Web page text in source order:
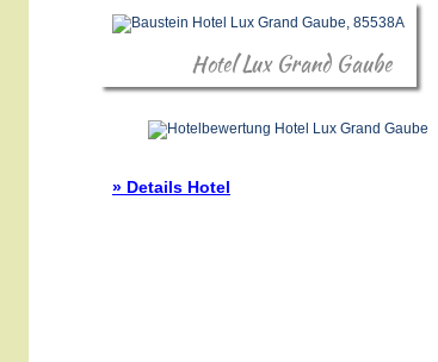
Hotel Lux Grand Gaube
» Details Hotel